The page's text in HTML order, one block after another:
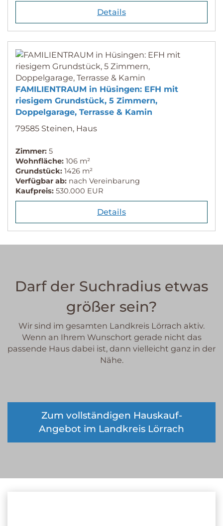
Details
FAMILIENTRAUM in Hüsingen: EFH mit
riesigem Grundstück, 5 Zimmern,
Doppelgarage, Terrasse & Kamin
79585 Steinen, Haus
Zimmer: 5
Wohnfläche: 106 m²
Grundstück: 1426 m²
Verfügbar ab: nach Vereinbarung
Kaufpreis: 530.000 EUR
Details
Darf der Suchradius etwas
größer sein?
Wir sind im gesamten Landkreis Lörrach aktiv.
Wenn an Ihrem Wunschort gerade nicht das
passende Haus dabei ist, dann vielleicht ganz in der
Nähe.
Zum vollständigen Hauskauf-
Angebot im Landkreis Lörrach